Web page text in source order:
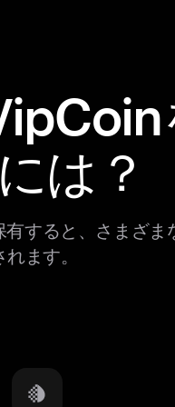
は？
すると、さまざま
ます。